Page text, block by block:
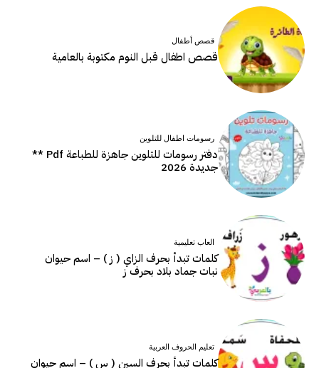
قصص أطفال
قصص اطفال قبل النوم مكتوبة بالعامية
رسومات اطفال للتلوين
دفتر رسومات للتلوين جاهزة للطباعة Pdf **
جديدة 2026
العاب تعليمية
كلمات تبدأ بحرف الزاي ( ز ) – اسم حيوان
نبات جماد بلاد بحرف ز
تعليم الحروف العربية
كلمات تبدأ بحرف السين ( س ) – اسم حيوان